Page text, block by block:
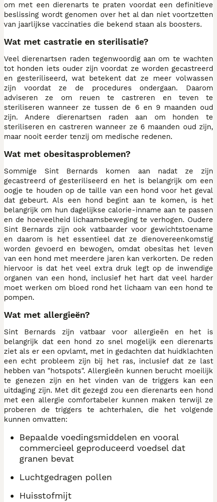
om met een dierenarts te praten voordat een definitieve
beslissing wordt genomen over het al dan niet voortzetten
van jaarlijkse vaccinaties die bekend staan als boosters.
Wat met castratie en sterilisatie?
Veel dierenartsen raden tegenwoordig aan om te wachten
tot honden iets ouder zijn voordat ze worden gecastreerd
en gesteriliseerd, wat betekent dat ze meer volwassen
zijn voordat ze de procedures ondergaan. Daarom
adviseren ze om reuen te castreren en teven te
steriliseren wanneer ze tussen de 6 en 9 maanden oud
zijn. Andere dierenartsen raden aan om honden te
steriliseren en castreren wanneer ze 6 maanden oud zijn,
maar nooit eerder tenzij om medische redenen.
Wat met obesitasproblemen?
Sommige Sint Bernards komen aan nadat ze zijn
gecastreerd of gesteriliseerd en het is belangrijk om een
oogje te houden op de taille van een hond voor het geval
dat gebeurt. Als een hond begint aan te komen, is het
belangrijk om hun dagelijkse calorie-inname aan te passen
en de hoeveelheid lichaamsbeweging te verhogen. Oudere
Sint Bernards zijn ook vatbaarder voor gewichtstoename
en daarom is het essentieel dat ze dienovereenkomstig
worden gevoerd en bewogen, omdat obesitas het leven
van een hond met meerdere jaren kan verkorten. De reden
hiervoor is dat het veel extra druk legt op de inwendige
organen van een hond, inclusief het hart dat veel harder
moet werken om bloed rond het lichaam van een hond te
pompen.
Wat met allergieën?
Sint Bernards zijn vatbaar voor allergieën en het is
belangrijk dat een hond zo snel mogelijk een dierenarts
ziet als er een opvlamt, met in gedachten dat huidklachten
een echt probleem zijn bij het ras, inclusief dat ze last
hebben van "hotspots". Allergieën kunnen berucht moeilijk
te genezen zijn en het vinden van de triggers kan een
uitdaging zijn. Met dit gezegd zou een dierenarts een hond
met een allergie comfortabeler kunnen maken terwijl ze
proberen de triggers te achterhalen, die het volgende
kunnen omvatten:
Bepaalde voedingsmiddelen en vooral
commercieel geproduceerd voedsel dat
granen bevat
Luchtgedragen pollen
Huisstofmijt